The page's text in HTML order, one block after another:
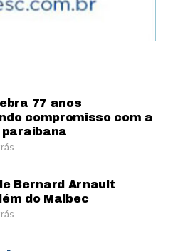
77 anos
compromisso com a
Bernard Arnault
do Malbec